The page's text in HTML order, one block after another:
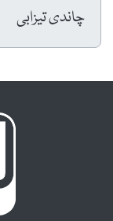
چاندی تیزابی